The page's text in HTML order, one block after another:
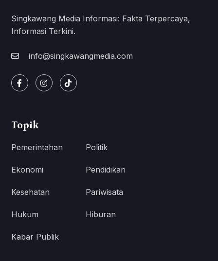
Singkawang Media Informasi: Fakta Terpercaya,
Informasi Terkini.
info@singkawangmedia.com
Topik
Pemerintahan Politik
Ekonomi Pendidikan
Kesehatan Pariwisata
Hukum Hiburan
Kabar Publik